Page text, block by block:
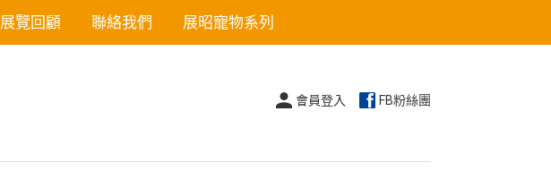
展覽回顧 聯絡我們 展昭寵物系列
會員登入 FB粉絲團